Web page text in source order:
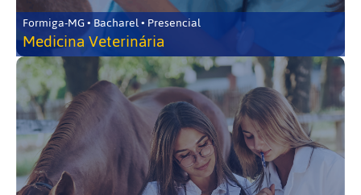
Formiga-MG • Bacharel • Presencial
Medicina Veterinária